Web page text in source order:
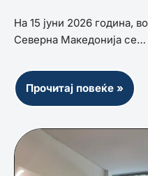
На 15 јуни 2026 година,
Северна Македонија се…
Прочитај повеќе »